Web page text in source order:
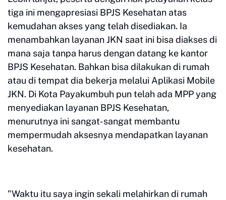
tiga ini mengapresiasi BPJS Kesehatan atas
kemudahan akses yang telah disediakan. Ia
menambahkan layanan JKN saat ini bisa diakses di
mana saja tanpa harus dengan datang ke kantor
BPJS Kesehatan. Bahkan bisa dilakukan di rumah
atau di tempat dia bekerja melalui Aplikasi Mobile
JKN. Di Kota Payakumbuh pun telah ada MPP yang
menyediakan layanan BPJS Kesehatan,
menurutnya ini sangat-sangat membantu
mempermudah aksesnya mendapatkan layanan
kesehatan.
"Waktu itu saya ingin sekali melahirkan di rumah